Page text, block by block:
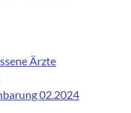
Ärzte
02.2024